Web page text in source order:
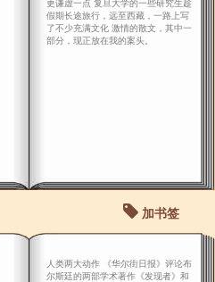
更谦虚一点 复旦大学的一些研究生趁
假期长途旅行，远至西藏，一路上写
了不少充满文化 激情的散文，其中一
部分，现正放在我的案头。
加书签
人类两大动作 《华尔街日报》评论布
尔斯廷的两部学术著作《发现者》和